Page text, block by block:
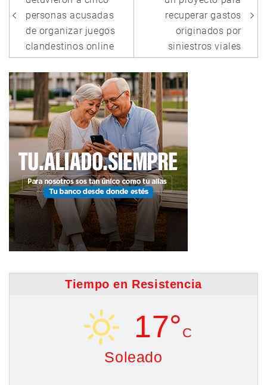
entradas
personas acusadas
de organizar juegos
clandestinos online
recuperar gastos
originados por
siniestros viales
Tiempo en Resistencia
17° C
Soleado